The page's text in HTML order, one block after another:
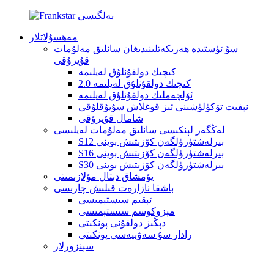
مەھسۇلاتلار
سۇ ئۈستىدە ھەرىكەتلىنىدىغان سانلىق مەلۇمات
قۇيرۇقى
كىچىك دولقۇنلۇق لەيلىمە
كىچىك دولقۇنلۇق لەيلىمە 2.0
ئۆلچەملىك دولقۇنلۇق لەيلىمە
نېفىت تۆكۈلۈشىنى ئىز قوغلاش سۇيۇقلۇقى
شامال قۇيرۇقى
لەڭگەر لېنكىسى سانلىق مەلۇمات لەيلىسى
S12 بىرلەشتۈرۈلگەن كۆزىتىش بوينى
S16 بىرلەشتۈرۈلگەن كۆزىتىش بوينى
S30 بىرلەشتۈرۈلگەن كۆزىتىش بوينى
يۇمشاق دېتال مۇلازىمىتى
باشقا نازارەت قىلىش چارىسى
ئېقىم سىستېمىسى
مېزوكوسم سىستېمىسى
دېڭىز دولقۇنى پونكىتى
رادار سۇ سەۋىيەسى پونكىتى
سېنزورلار